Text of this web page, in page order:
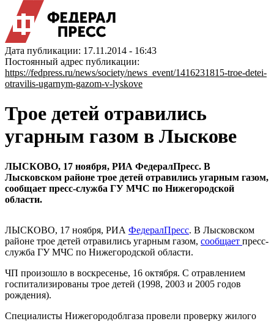
Дата публикации: 17.11.2014 - 16:43
Постоянный адрес публикации:
https://fedpress.ru/news/society/news_event/1416231815-troe-detei-
otravilis-ugarnym-gazom-v-lyskove
Трое детей отравились
угарным газом в Лыскове
ЛЫСКОВО, 17 ноября, РИА ФедералПресс. В
Лысковском районе трое детей отравились угарным газом,
сообщает пресс-служба ГУ МЧС по Нижегородской
области.
ЛЫСКОВО, 17 ноября, РИА ФедералПресс. В Лысковском
районе трое детей отравились угарным газом, сообщает пресс-
служба ГУ МЧС по Нижегородской области.
ЧП произошло в воскресенье, 16 октября. С отравлением
госпитализированы трое детей (1998, 2003 и 2005 годов
рождения).
Специалисты Нижегородоблгаза провели проверку жилого